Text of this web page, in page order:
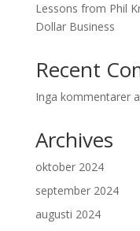
Lessons from Phil
Dollar Business
Recent
Inga kommentarer
Archives
oktober 2024
september 2024
augusti 2024